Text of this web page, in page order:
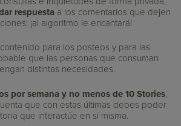
respuesta a los comentarios que dejen
¡al algoritmo le encantará!
para los posteos y para las
que las personas que consuman
distintas necesidades.
por semana y no menos de 10 Stories,
que con estas últimas debes poder
que interactúe en sí misma.